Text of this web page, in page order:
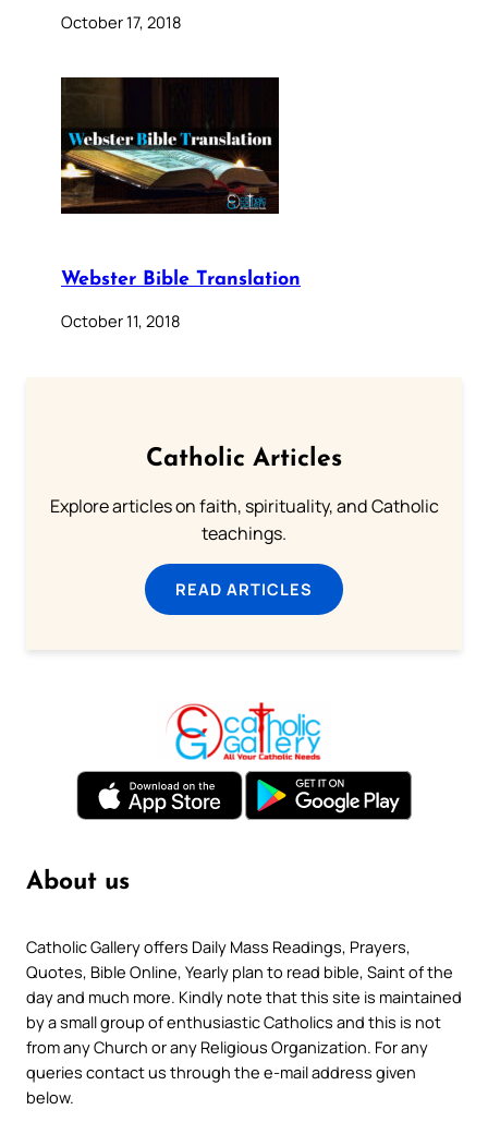
October 17, 2018
Webster Bible Translation
October 11, 2018
Catholic Articles
Explore articles on faith, spirituality, and Catholic
teachings.
READ ARTICLES
About us
Catholic Gallery offers Daily Mass Readings, Prayers,
Quotes, Bible Online, Yearly plan to read bible, Saint of the
day and much more. Kindly note that this site is maintained
by a small group of enthusiastic Catholics and this is not
from any Church or any Religious Organization. For any
queries contact us through the e-mail address given
below.